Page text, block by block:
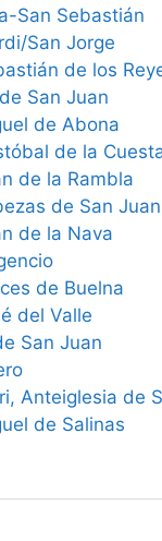
San Sebastián
San Jorge
de los
San Juan
de Abona
de la
de la Rambla
de San Juan
de la Nava
de Buelna
del Valle
San Juan
Anteiglesia de
de Salinas